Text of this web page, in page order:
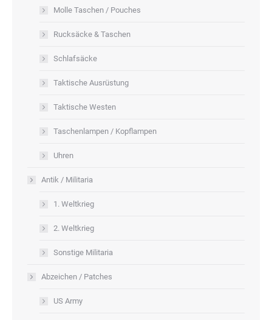
Molle Taschen / Pouches
Rucksäcke & Taschen
Schlafsäcke
Taktische Ausrüstung
Taktische Westen
Taschenlampen / Kopflampen
Uhren
Antik / Militaria
1. Weltkrieg
2. Weltkrieg
Sonstige Militaria
Abzeichen / Patches
US Army